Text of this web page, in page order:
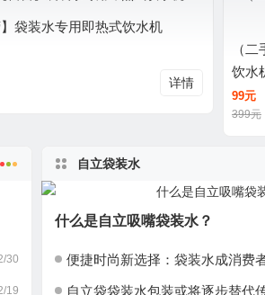
】袋装水专用即热式饮水机
详情
（
饮水
99元
399元
30
19
自立袋装水
什么是自立吸嘴袋装水？
便捷时尚新选择：袋装水成消费
自立袋袋装水包装或将逐步替代传统